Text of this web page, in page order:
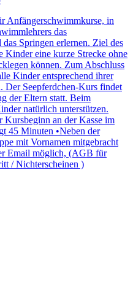
Anfängerschwimmkurse, in
das
Springen erlernen. Ziel des
Kinder eine kurze Strecke ohne
können. Zum Abschluss
Kinder entsprechend ihrer
Der Seepferdchen-Kurs findet
der Eltern statt. Beim
natürlich unterstützen.
an der Kasse im
45 Minuten •Neben der
mit Vornamen mitgebracht
Email möglich, (AGB für
/ Nichterscheinen )